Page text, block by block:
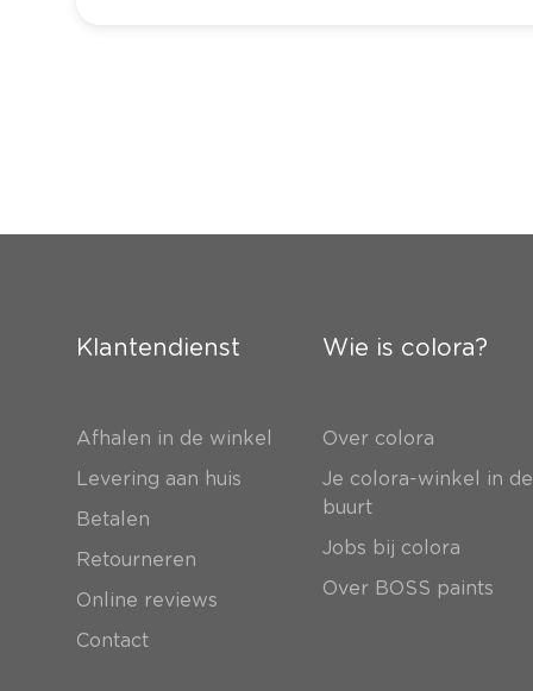
Klantendienst
Afhalen in de winkel
Levering aan huis
Betalen
Retourneren
Online reviews
Contact
Wie is colora?
Over colora
Je colora-winkel in de
buurt
Jobs bij colora
Over BOSS paints